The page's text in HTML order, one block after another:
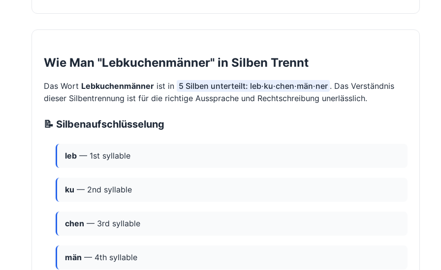
Wie Man "Lebkuchenmänner" in Silben Trennt
Das Wort Lebkuchenmänner ist in 5 Silben unterteilt: leb·ku·chen·män·ner . Das Verständnis
dieser Silbentrennung ist für die richtige Aussprache und Rechtschreibung unerlässlich.
📝 Silbenaufschlüsselung
leb — 1st syllable
ku — 2nd syllable
chen — 3rd syllable
män — 4th syllable